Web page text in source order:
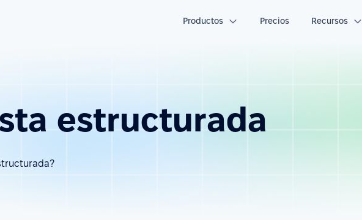
Productos Precios Recursos
estructurada